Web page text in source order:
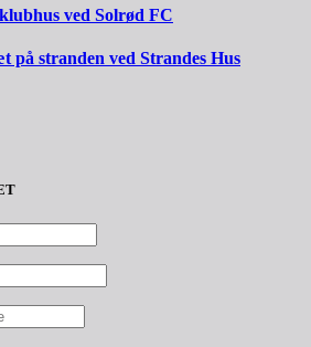
ved Solrød FC
på stranden ved Strandes Hus